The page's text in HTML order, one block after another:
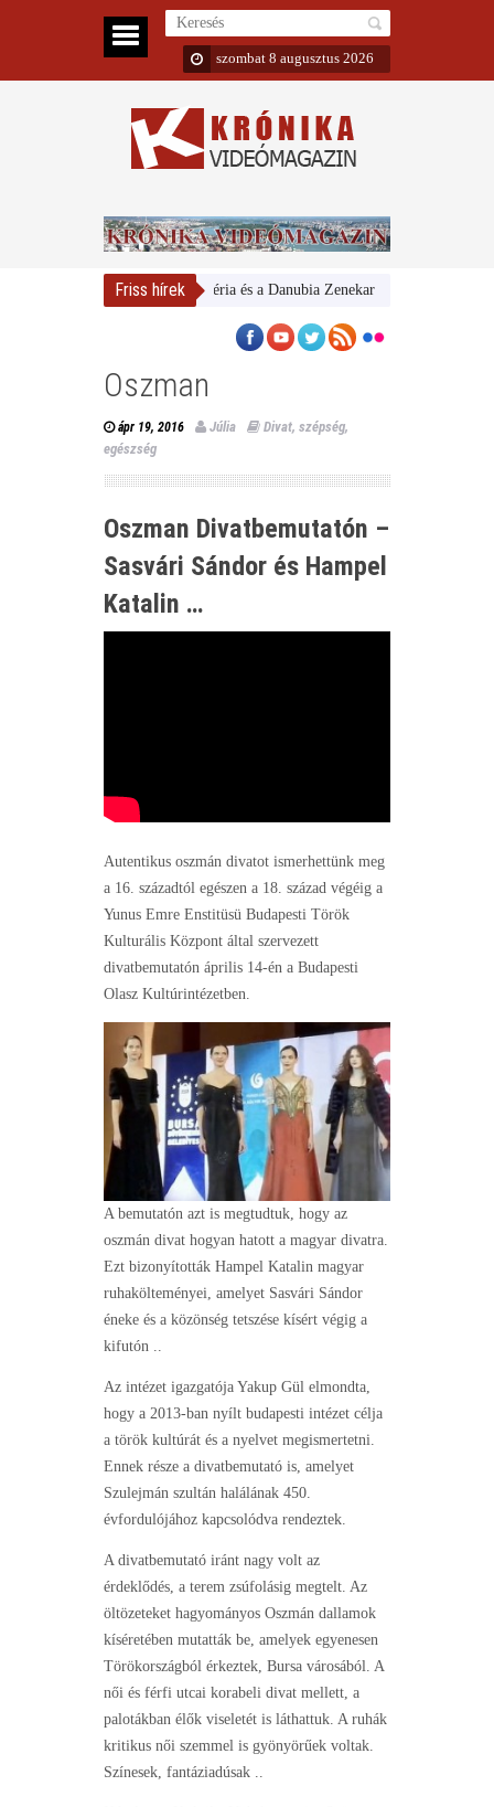
szombat 8 augusztus 2026
Friss hírek
Magyar Nemzeti Galéria és a Danubia Zenekar
Oszman
ápr 19, 2016 Júlia
Divat, szépség,
egészség
Oszman Divatbemutatón –
Sasvári Sándor és Hampel
Katalin …
Autentikus oszmán divatot ismerhettünk meg
a 16. századtól egészen a 18. század végéig a
Yunus Emre Enstitüsü Budapesti Török
Kulturális Központ által szervezett
divatbemutatón április 14-én a Budapesti
Olasz Kultúrintézetben.
A bemutatón azt is megtudtuk, hogy az
oszmán divat hogyan hatott a magyar divatra.
Ezt bizonyították Hampel Katalin magyar
ruhakölteményei, amelyet Sasvári Sándor
éneke és a közönség tetszése kísért végig a
kifutón ..
Az intézet igazgatója Yakup Gül elmondta,
hogy a 2013-ban nyílt budapesti intézet célja
a török kultúrát és a nyelvet megismertetni.
Ennek része a divatbemutató is, amelyet
Szulejmán szultán halálának 450.
évfordulójához kapcsolódva rendeztek.
A divatbemutató iránt nagy volt az
érdeklődés, a terem zsúfolásig megtelt. Az
öltözeteket hagyományos Oszmán dallamok
kíséretében mutatták be, amelyek egyenesen
Törökországból érkeztek, Bursa városából. A
női és férfi utcai korabeli divat mellett, a
palotákban élők viseletét is láthattuk. A ruhák
kritikus női szemmel is gyönyörűek voltak.
Színesek, fantáziadúsak ..